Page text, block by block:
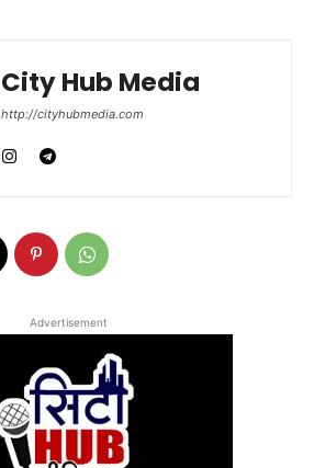
City Hub Media
http://cityhubmedia.com
Advertisement